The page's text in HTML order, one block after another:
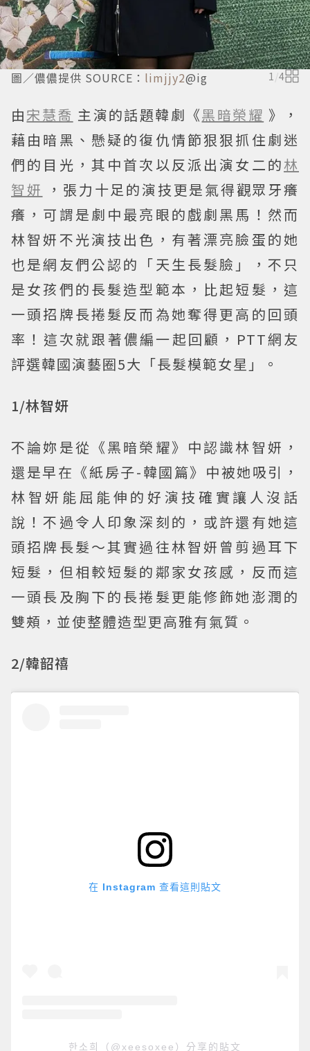
圖／儂儂提供 SOURCE： limjjy2@ig 1/4
由宋慧喬 主演的話題韓劇《黑暗榮耀 》，
藉由暗黑、懸疑的復仇情節狠狠抓住劇迷
們的目光，其中首次以反派出演女二的林
智妍
，張力十足的演技更是氣得觀眾牙癢
癢，可謂是劇中最亮眼的戲劇黑馬！然而
林智妍不光演技出色，有著漂亮臉蛋的她
也是網友們公認的「天生長髮臉」，不只
是女孩們的長髮造型範本，比起短髮，這
一頭招牌長捲髮反而為她奪得更高的回頭
率！這次就跟著儂編一起回顧，PTT網友
評選韓國演藝圈5大「長髮模範女星」。
1/林智妍
不論妳是從《黑暗榮耀》中認識林智妍，
還是早在《紙房子-韓國篇》中被她吸引，
林智妍能屈能伸的好演技確實讓人沒話
說！不過令人印象深刻的，或許還有她這
頭招牌長髮～其實過往林智妍曾剪過耳下
短髮，但相較短髮的鄰家女孩感，反而這
一頭長及胸下的長捲髮更能修飾她澎潤的
雙頰，並使整體造型更高雅有氣質。
2/韓韶禧
在 Instagram 查看這則貼文
한소희（@xeesoxee）分享的貼文